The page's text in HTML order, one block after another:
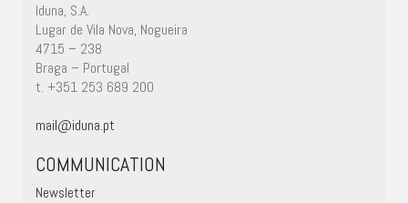
Iduna, S.A.
Lugar de Vila Nova, Nogueira
4715 – 238
Braga – Portugal
t. +351 253 689 200
mail@iduna.pt
COMMUNICATION
Newsletter